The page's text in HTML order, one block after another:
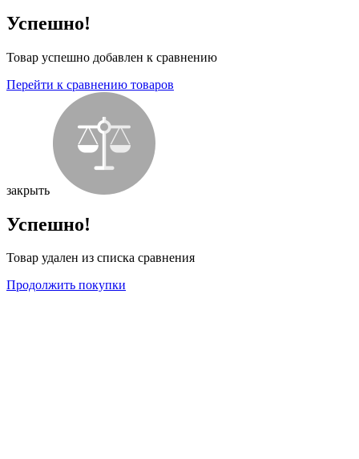
Успешно!
Товар успешно добавлен к сравнению
Перейти к сравнению товаров
закрыть
Успешно!
Товар удален из списка сравнения
Продолжить покупки